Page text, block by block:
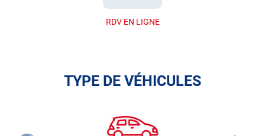
RDV EN LIGNE
TYPE DE VÉHICULES